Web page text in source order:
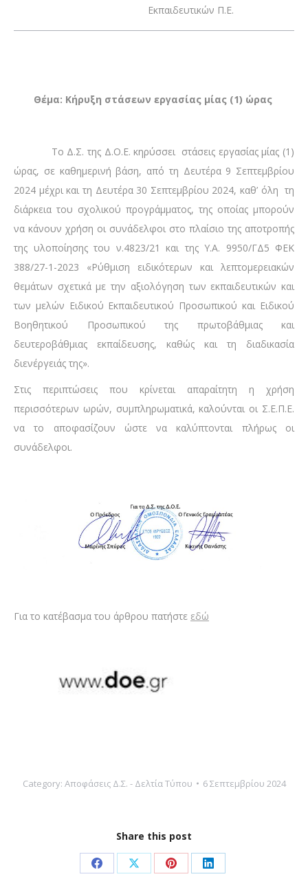
Εκπαιδευτικών Π.Ε.
Θέμα: Κήρυξη στάσεων εργασίας μίας (1) ώρας
Το Δ.Σ. της Δ.Ο.Ε. κηρύσσει στάσεις εργασίας μίας (1)
ώρας, σε καθημερινή βάση, από τη Δευτέρα 9 Σεπτεμβρίου
2024 μέχρι και τη Δευτέρα 30 Σεπτεμβρίου 2024, καθ’ όλη τη
διάρκεια του σχολικού προγράμματος, της οποίας μπορούν
να κάνουν χρήση οι συνάδελφοι στο πλαίσιο της αποτροπής
της υλοποίησης του ν.4823/21 και της Υ.Α. 9950/ΓΔ5 ΦΕΚ
388/27-1-2023 «Ρύθμιση ειδικότερων και λεπτομερειακών
θεμάτων σχετικά με την αξιολόγηση των εκπαιδευτικών και
των μελών Ειδικού Εκπαιδευτικού Προσωπικού και Ειδικού
Βοηθητικού Προσωπικού της πρωτοβάθμιας και
δευτεροβάθμιας εκπαίδευσης, καθώς και τη διαδικασία
διενέργειάς της».
Στις περιπτώσεις που κρίνεται απαραίτητη η χρήση
περισσότερων ωρών, συμπληρωματικά, καλούνται οι Σ.Ε.Π.Ε.
να το αποφασίζουν ώστε να καλύπτονται πλήρως οι
συνάδελφοι.
Για το κατέβασμα του άρθρου πατήστε εδώ
Category: Αποφάσεις Δ.Σ. - Δελτία Τύπου 6 Σεπτεμβρίου 2024
Share this post
Share Share Share Share